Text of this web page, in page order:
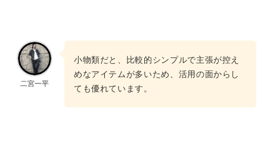
二宮一平
小物類だと、比較的シンプルで主張が控え
めなアイテムが多いため、活用の面からし
ても優れています。